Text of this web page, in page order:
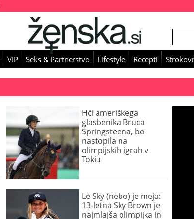
VIP Seks & Partnerstvo Lifestyle Recepti
Hči ameriškega
glasbenika Bruca
Springsteena, bo
nastopila na
olimpijskih igrah v
Tokiu
Le Sky (nebo) je meja:
13-letna Sky Brown je
najmlajša olimpijka in